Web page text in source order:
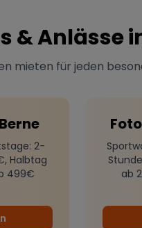
& Anlässe
mieten für jeden
Berne
: 2-
Halbtag
499€
ab